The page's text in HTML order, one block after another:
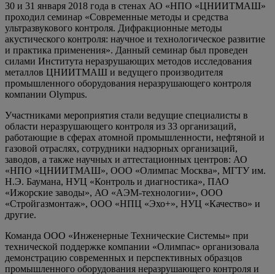
30 и 31 января 2018 года в стенах АО «НПО «ЦНИИТМАШ»
проходил семинар «Современные методы и средства
ультразвукового контроля. Дифракционные методы
акустического контроля: научное и технологическое развитие
и практика применения». Данный семинар был проведен
силами Института неразрушающих методов исследования
металлов ЦНИИТМАШ и ведущего производителя
промышленного оборудования неразрушающего контроля
компании Olympus.
Участниками мероприятия стали ведущие специалисты в
области неразрушающего контроля из 33 организаций,
работающие в сферах атомной промышленности, нефтяной и
газовой отраслях, сотрудники надзорных организаций,
заводов, а также научных и аттестационных центров: АО
«НПО «ЦНИИТМАШ», ООО «Олимпас Москва», МГТУ им.
Н.Э. Баумана, НУЦ «Контроль и диагностика», ПАО
«Ижорские заводы», АО «АЭМ-технологии», ООО
«Стройгазмонтаж», ООО «НПЦ «Эхо+», НУЦ «Качество» и
другие.
Команда ООО «Инженерные Технические Системы» при
технической поддержке компании «Олимпас» организовала
демонстрацию современных и перспективных образцов
промышленного оборудования неразрушающего контроля и